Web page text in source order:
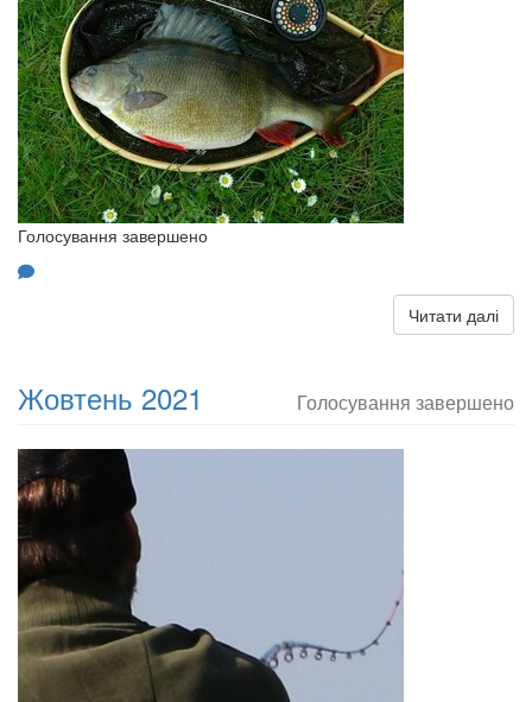
Голосування завершено
Читати далі
Жовтень 2021 Голосування завершено